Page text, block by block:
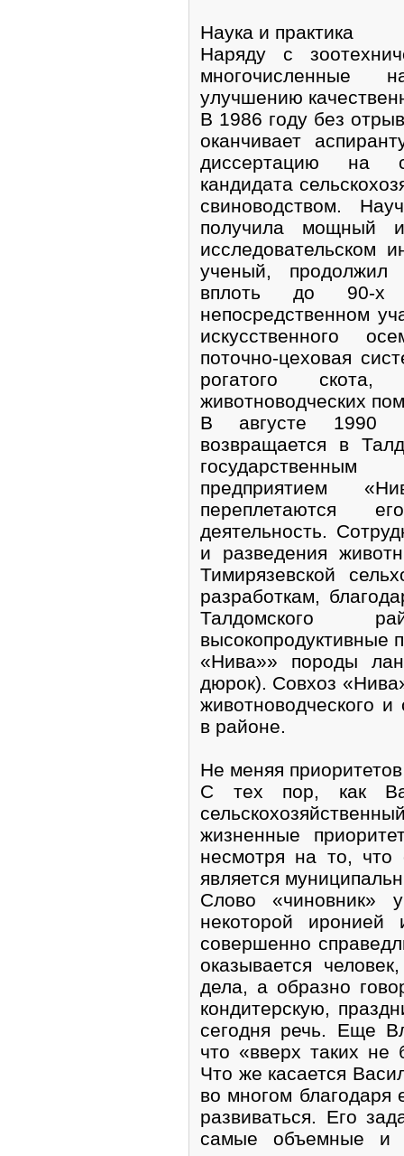
Наука и практика
Наряду с
многочисленные
улучшению
В 1986 году без
оканчивает
диссертацию на
кандидата
свиноводством.
получила мощный
исследовательском
ученый, продолжил
вплоть до 90-
непосредственном
искусственного
поточно-цеховая
рогатого скота,
животноводческих
В августе 1990
возвращается в
предприятием
переплетаются
деятельность.
и разведения
Тимирязевской
разработкам,
Талдомского
высокопродуктивные
«Нива»» породы
дюрок). Совхоз
животноводческого и
в районе.
Не меняя приоритетов
C тех пор, как
жизненные
несмотря на то,
является
Слово «чиновник»
некоторой
совершенно
оказывается
дела, а образно
кондитерскую,
сегодня речь. Еще
что «вверх таких не
Что же касается
во многом
развиваться. Его
самые объемные и